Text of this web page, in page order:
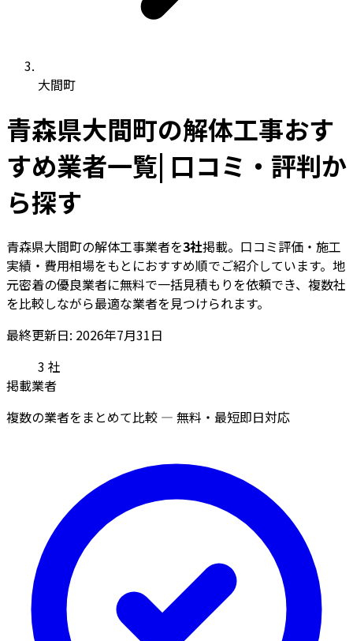
大間町
青森県大間町の解体工事おす
すめ業者一覧| 口コミ・評判か
ら探す
青森県大間町の解体工事業者を3社掲載。口コミ評価・施工
実績・費用相場をもとにおすすめ順でご紹介しています。地
元密着の優良業者に無料で一括見積もりを依頼でき、複数社
を比較しながら最適な業者を見つけられます。
最終更新日: 2026年7月31日
3 社
掲載業者
複数の業者をまとめて比較 — 無料・最短即日対応